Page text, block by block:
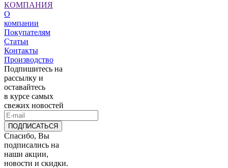
КОМПАНИЯ
О
компании
Покупателям
Статьи
Контакты
Производство
Подпишитесь на
рассылку и
оставайтесь
в курсе самых
свежих новостей
ПОДПИСАТЬСЯ
Спасибо, Вы
подписались на
наши акции,
новости и скидки.